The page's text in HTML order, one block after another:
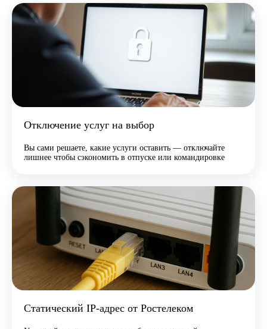
Отключение услуг на выбор
Вы сами решаете, какие услуги оставить — отключайте
лишнее чтобы сэкономить в отпуске или командировке
Статический IP-адрес от Ростелеком